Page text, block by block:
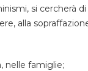
si cercherà
alla
nelle famiglie;